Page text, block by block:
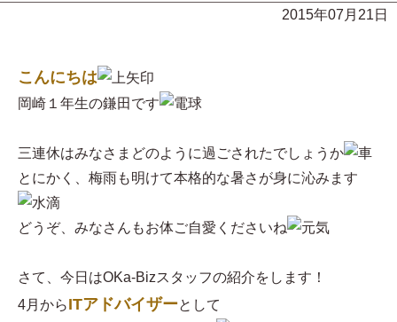
2015年07月21日
こんにちは
岡崎１年生の鎌田です
三連休はみなさまどのように過ごされたでしょうか
とにかく、梅雨も明けて本格的な暑さが身に沁みます
どうぞ、みなさんもお体ご自愛くださいね
さて、今日はOKa-Bizスタッフの紹介をします！
4月からITアドバイザーとして